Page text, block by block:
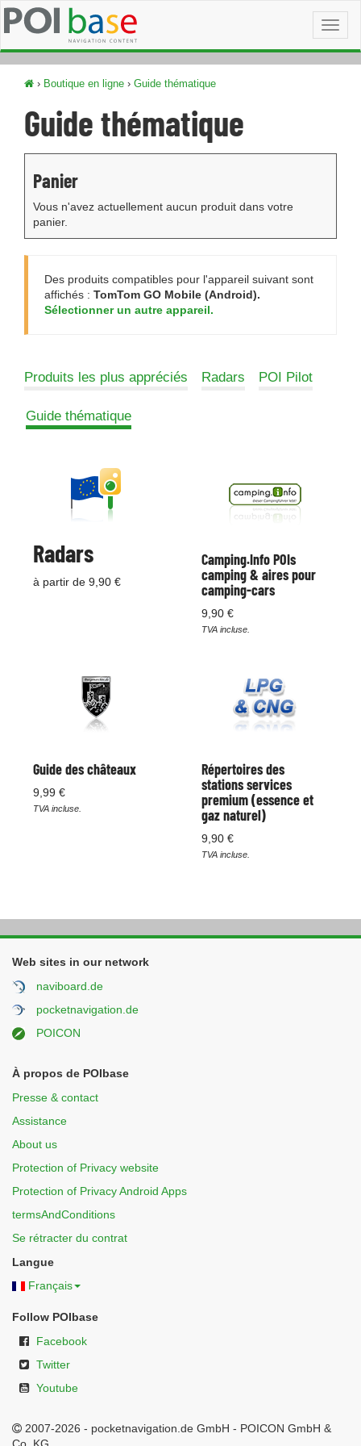
› Boutique en ligne › Guide thématique
Guide thématique
Panier
Vous n'avez actuellement aucun produit dans votre
panier.
Des produits compatibles pour l'appareil suivant sont
affichés : TomTom GO Mobile (Android).
Sélectionner un autre appareil.
Produits les plus appréciés Radars POI Pilot
Guide thématique
Radars
à partir de 9,90 €
Camping.Info POIs
camping & aires pour
camping-cars
9,90 €
TVA incluse.
Guide des châteaux
9,99 €
TVA incluse.
Répertoires des
stations services
premium (essence et
gaz naturel)
9,90 €
TVA incluse.
Web sites in our network
naviboard.de
pocketnavigation.de
POICON
À propos de POIbase
Presse & contact
Assistance
About us
Protection of Privacy website
Protection of Privacy Android Apps
termsAndConditions
Se rétracter du contrat
Langue
Français
Follow POIbase
Facebook
Twitter
Youtube
2007-2026 - pocketnavigation.de GmbH - POICON GmbH &